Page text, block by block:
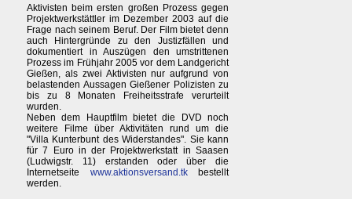
Aktivisten beim ersten großen Prozess gegen
Projektwerkstättler im Dezember 2003 auf die
Frage nach seinem Beruf. Der Film bietet denn
auch Hintergründe zu den Justizfällen und
dokumentiert in Auszügen den umstrittenen
Prozess im Frühjahr 2005 vor dem Landgericht
Gießen, als zwei Aktivisten nur aufgrund von
belastenden Aussagen Gießener Polizisten zu
bis zu 8 Monaten Freiheitsstrafe verurteilt
wurden.
Neben dem Hauptfilm bietet die DVD noch
weitere Filme über Aktivitäten rund um die
"Villa Kunterbunt des Widerstandes". Sie kann
für 7 Euro in der Projektwerkstatt in Saasen
(Ludwigstr. 11) erstanden oder über die
Internetseite www.aktionsversand.tkbestellt
werden.